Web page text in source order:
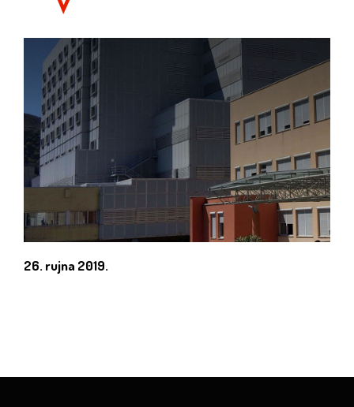
26. rujna 2019.